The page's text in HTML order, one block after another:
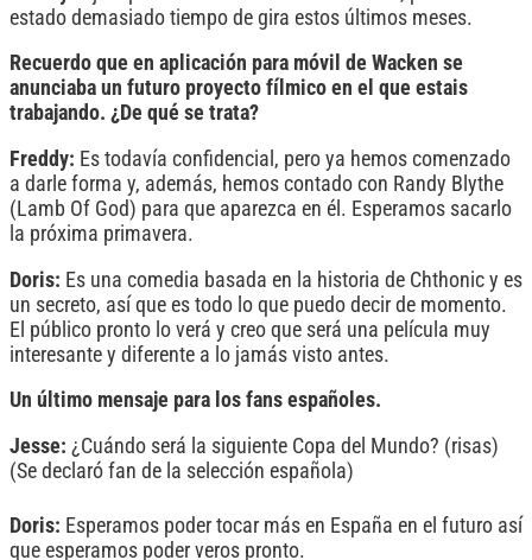
estado demasiado tiempo de gira estos últimos meses.
Recuerdo que en aplicación para móvil de Wacken se
anunciaba un futuro proyecto fílmico en el que estais
trabajando. ¿De qué se trata?
Freddy: Es todavía confidencial, pero ya hemos comenzado
a darle forma y, además, hemos contado con Randy Blythe
(Lamb Of God) para que aparezca en él. Esperamos sacarlo
la próxima primavera.
Doris: Es una comedia basada en la historia de Chthonic y es
un secreto, así que es todo lo que puedo decir de momento.
El público pronto lo verá y creo que será una película muy
interesante y diferente a lo jamás visto antes.
Un último mensaje para los fans españoles.
Jesse: ¿Cuándo será la siguiente Copa del Mundo? (risas)
(Se declaró fan de la selección española)
Doris: Esperamos poder tocar más en España en el futuro así
que esperamos poder veros pronto.